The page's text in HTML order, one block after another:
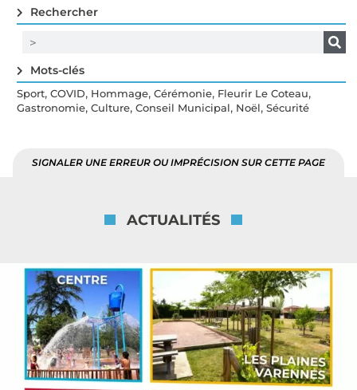
Rechercher
Mots-clés
Sport, COVID, Hommage, Cérémonie, Fleurir Le Coteau,
Gastronomie, Culture, Conseil Municipal, Noël, Sécurité
SIGNALER UNE ERREUR OU IMPRÉCISION SUR CETTE PAGE
ACTUALITÉS